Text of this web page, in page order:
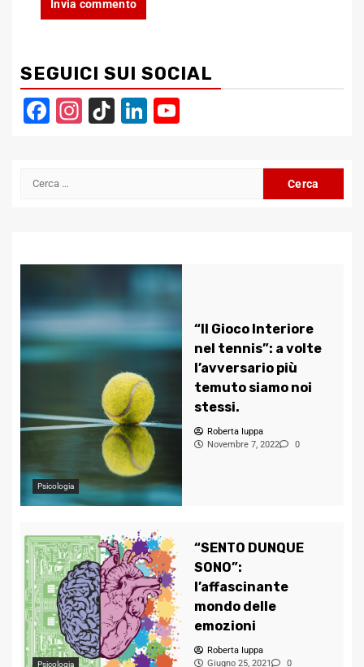
SEGUICI SUI SOCIAL
Facebook
Instagram
TikTokLinkedIn
Ricerca
Psicologia
“Il Gioco Interiore
nel tennis”: a volte
l’avversario più
temuto siamo noi
stessi.
Roberta Iuppa
Novembre 7, 2022
0
Psicologia
“SENTO DUNQUE
SONO”:
l’affascinante
mondo delle
emozioni
Roberta Iuppa
Giugno 25, 2021
0